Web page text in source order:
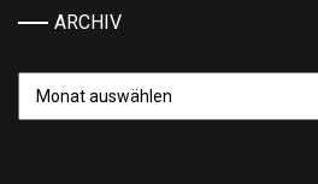
ARCHIV